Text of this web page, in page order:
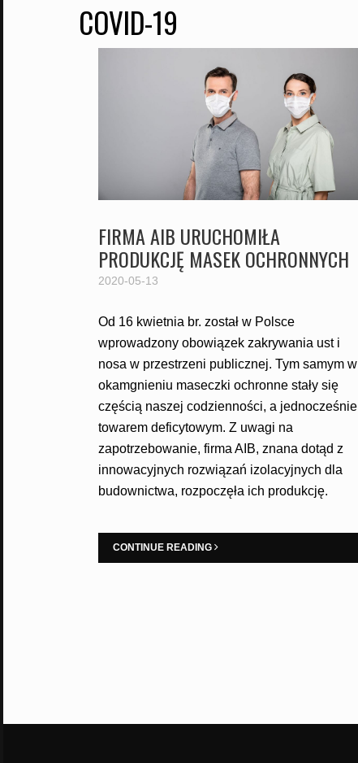
COVID-19
FIRMA AIB URUCHOMIŁA
PRODUKCJĘ MASEK OCHRONNYCH
2020-05-13
Od 16 kwietnia br. został w Polsce
wprowadzony obowiązek zakrywania ust i
nosa w przestrzeni publicznej. Tym samym w
okamgnieniu maseczki ochronne stały się
częścią naszej codzienności, a jednocześnie
towarem deficytowym. Z uwagi na
zapotrzebowanie, firma AIB, znana dotąd z
innowacyjnych rozwiązań izolacyjnych dla
budownictwa, rozpoczęła ich produkcję.
CONTINUE READING